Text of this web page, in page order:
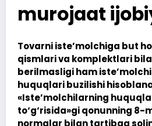
murojaat
Tovarni iste’molchiga but
qismlari va komplektlari
berilmasligi ham
huquqlari buzilishi
«Iste’molchilarning
to‘g‘risida»gi qonunning 8-
normalar bilan tartibga